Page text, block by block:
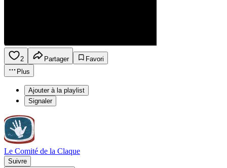
2 Partager
Favori
Plus
Ajouter à la playlist
Signaler
Le Comité de la Claque
Suivre